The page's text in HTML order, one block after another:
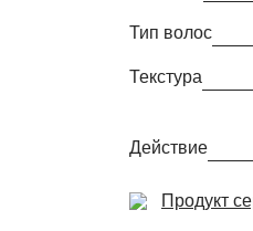
Тип волос
Текстура
Действие
Продукт